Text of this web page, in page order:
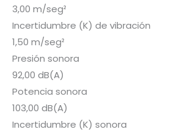
3,00 m/seg²
Incertidumbre (K) de vibración
1,50 m/seg²
Presión sonora
92,00 dB(A)
Potencia sonora
103,00 dB(A)
Incertidumbre (K) sonora